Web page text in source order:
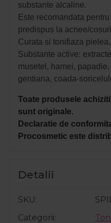
substante alcaline.
Este recomandata
predispus la acnee/
Curata si tonifiaza pielea.
Substante active:
musetel, hamei,
gentiana, coada-
Toate produsele
sunt originale.
Declaratie de
Procosmetic este
Detalii
SKU
Categorii